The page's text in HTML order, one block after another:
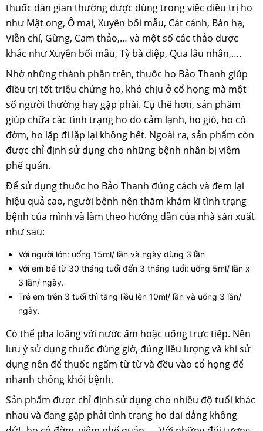
thuốc dân gian thường được dùng trong việc điều trị ho
như Mật ong, Ô mai, Xuyên bối mẫu, Cát cánh, Bán hạ,
Viễn chí, Gừng, Cam thảo,… và một số các thảo dược
khác như Xuyên bối mẫu, Tỳ bà diệp, Qua lâu nhân,….
Nhờ những thành phần trên, thuốc ho Bảo Thanh giúp
điều trị tốt triệu chứng ho, khó chịu ở cổ họng mà một
số người thường hay gặp phải. Cụ thể hơn, sản phẩm
giúp chữa các tình trạng ho do cảm lạnh, ho gió, ho có
đờm, ho lặp đi lặp lại không hết. Ngoài ra, sản phẩm còn
được chỉ định sử dụng cho những bệnh nhân bị viêm
phế quản.
Để sử dụng thuốc ho Bảo Thanh đúng cách và đem lại
hiệu quả cao, người bệnh nên thăm khám kĩ tình trạng
bệnh của mình và làm theo hướng dẫn của nhà sản xuất
như sau:
Với người lớn: uống 15ml/ lần và ngày dùng 3 lần
Với em bé từ 30 tháng tuổi đến 3 tháng tuổi: uống 5ml/ lần x
3 lần/ ngày.
Trẻ em trên 3 tuổi thì tăng liều lên 10ml/ lần và uống 3 lần/
ngày.
Có thể pha loãng với nước ấm hoặc uống trực tiếp. Nên
lưu ý sử dụng thuốc đúng giờ, đúng liều lượng và khi sử
dụng nên để thuốc ngấm từ từ và đều vào cổ họng để
nhanh chóng khỏi bệnh.
Sản phẩm được chỉ định sử dụng cho nhiều độ tuổi khác
nhau và đang gặp phải tình trạng ho dai dẳng không